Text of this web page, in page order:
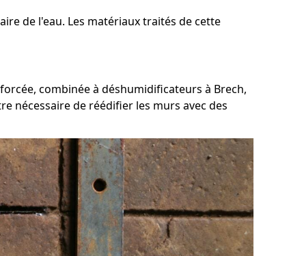
de l'eau. Les matériaux traités de cette
combinée à déshumidificateurs à Brech,
nécessaire de réédifier les murs avec des